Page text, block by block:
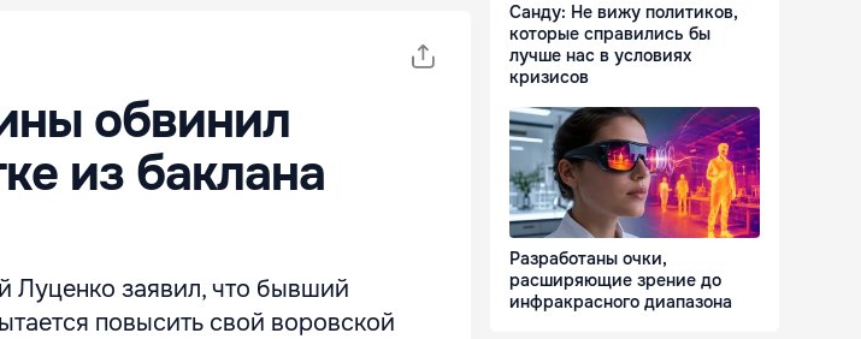
обвинил
из баклана
Луценко заявил, что бывший
повысить свой воровской
Санду: Не вижу политиков,
которые справились бы
лучше нас в условиях
кризисов
Разработаны очки,
расширяющие зрение до
инфракрасного диапазона